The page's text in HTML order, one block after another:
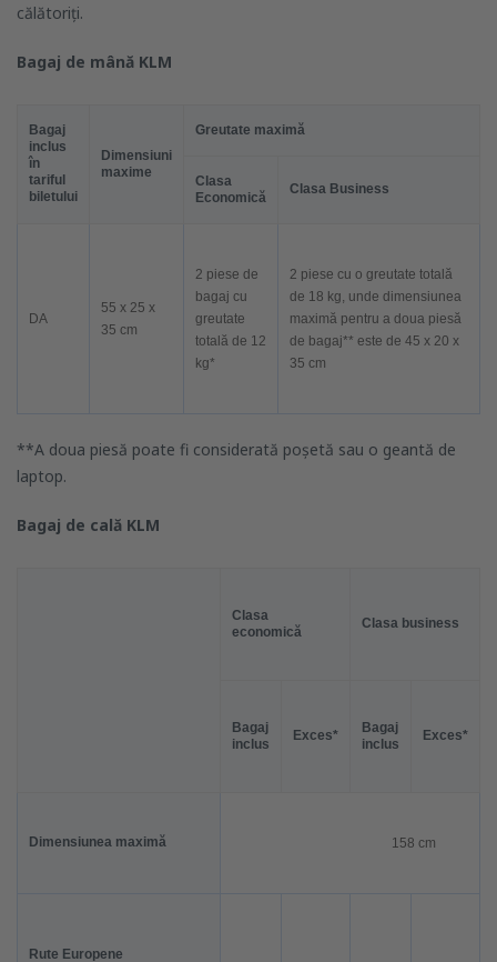
călătoriți.
Bagaj de mână KLM
Bagaj
inclus
în
tariful
biletului
Dimensiuni
maxime
Greutate maximă
Clasa
Economică
Clasa Business
DA
55 x 25 x
35 cm
2 piese de
bagaj cu
greutate
totală de 12
kg*
2 piese cu o greutate totală
de 18 kg, unde dimensiunea
maximă pentru a doua piesă
de bagaj** este de 45 x 20 x
35 cm
**A doua piesă poate fi considerată poșetă sau o geantă de
laptop.
Bagaj de cală KLM
Clasa
economică
Clasa business
Bagaj
inclus
Exces*
Bagaj
inclus
Exces*
Dimensiunea maximă 158 cm
Rute Europene